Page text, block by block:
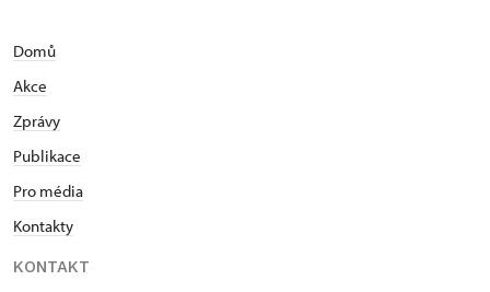
Domů
Akce
Zprávy
Publikace
Pro média
Kontakty
KONTAKT